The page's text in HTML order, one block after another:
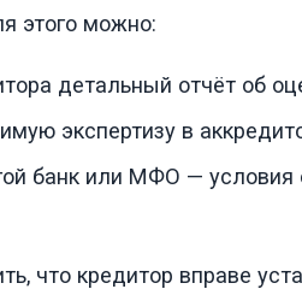
этого можно:
детальный отчёт об
экспертизу в
банк или МФО — условия
что кредитор вправе